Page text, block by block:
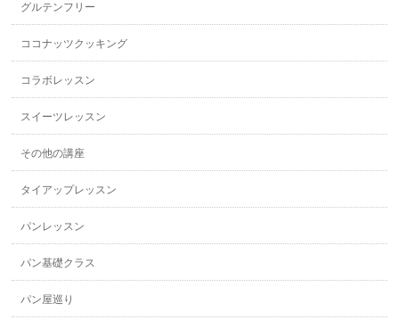
グルテンフリー
ココナッツクッキング
コラボレッスン
スイーツレッスン
その他の講座
タイアップレッスン
パンレッスン
パン基礎クラス
パン屋巡り